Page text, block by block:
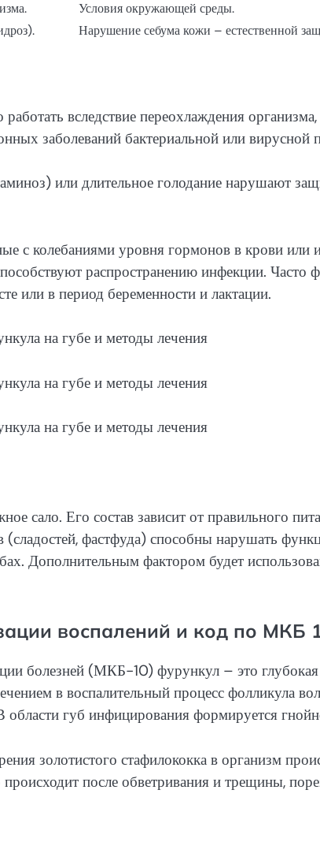
Условия окружающей среды.
Нарушение себума кожи – естественной
вследствие переохлаждения
заболеваний бактериальной или вирусной
или длительное голодание нарушают
с колебаниями уровня гормонов в крови
распространению инфекции. Часто
или в период беременности и лактации.
сало. Его состав зависит от правильного
фастфуда) способны нарушать
Дополнительным фактором будет
воспалений и код по МКБ
болезней (МКБ-10) фурункул – это глубокая
в воспалительный процесс фолликула
губ инфицирования формируется
золотистого стафилококка в организм
после обветривания и трещины,